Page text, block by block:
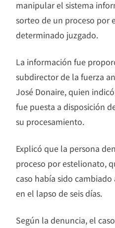
manipular el sistema
sorteo de un proceso por
determinado juzgado.
La información fue
subdirector de la fuerza
José Donaire, quien
fue puesta a disposición
su procesamiento.
Explicó que la persona
proceso por estelionato,
caso había sido cambiado
en el lapso de seis días.
Según la denuncia, el